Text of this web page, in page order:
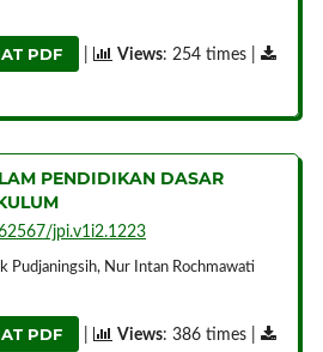
PDF Views: 254 times |
PENDIDIKAN DASAR
jpi.v1i2.1223
Pudjaningsih, Nur Intan Rochmawati
PDF Views: 386 times |